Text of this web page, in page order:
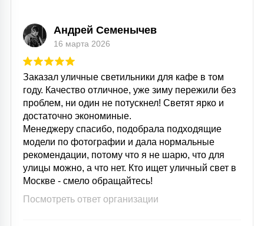
Андрей Семенычев
16 марта 2026
Заказал уличные светильники для кафе в том
году. Качество отличное, уже зиму пережили без
проблем, ни один не потускнел! Светят ярко и
достаточно экономиные.
Менеджеру спасибо, подобрала подходящие
модели по фотографии и дала нормальные
рекомендации, потому что я не шарю, что для
улицы можно, а что нет. Кто ищет уличный свет в
Москве - смело обращайтесь!
Посмотреть ответ организации